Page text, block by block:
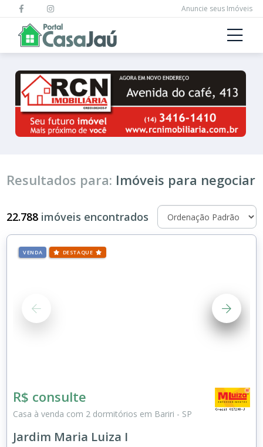
Anuncie seus Imóveis
Resultados para: Imóveis para negociar
22.788 imóveis encontrados
VENDA DESTAQUE
R$ consulte
Casa à venda com 2 dormitórios em Bariri - SP
Jardim Maria Luiza I